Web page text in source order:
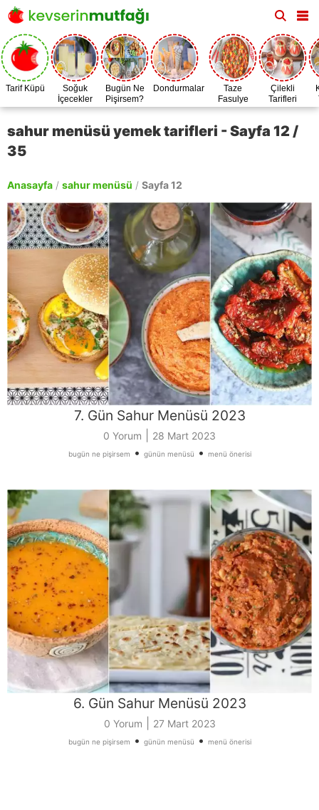
Tarif Küpü
Soğuk
İçecekler
Bugün Ne
Pişirsem?
Dondurmalar
Taze
Fasulye
Zamanı
Çilekli
Tarifleri
sahur menüsü yemek tarifleri - Sayfa 12 /
35
Anasayfa / sahur menüsü / Sayfa 12
7. Gün Sahur Menüsü 2023
0 Yorum 28 Mart 2023
bugün ne pişirsem • günün menüsü • menü önerisi
6. Gün Sahur Menüsü 2023
0 Yorum 27 Mart 2023
bugün ne pişirsem • günün menüsü • menü önerisi